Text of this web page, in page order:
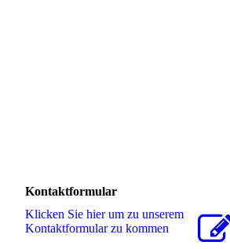
Kontaktformular
Klicken Sie hier um zu unserem
Kon­takt­for­mu­lar zu kommen